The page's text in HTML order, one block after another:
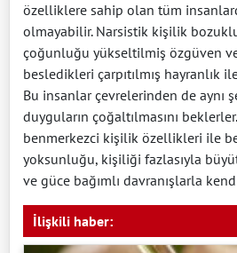
özelliklere sahip olan tüm
olmayabilir. Narsistik kişilik
çoğunluğu yükseltilmiş özgüven
besledikleri çarpıtılmış hayranlık
Bu insanlar çevrelerinden de aynı
duyguların çoğaltılmasını
benmerkezci kişilik özellikleri ile
yoksunluğu, kişiliği fazlasıyla
ve güce bağımlı davranışlarla
İlişkili haber: